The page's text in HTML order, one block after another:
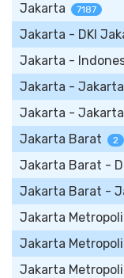
Jakarta 7187
Jakarta - DKI
Jakarta -
Jakarta - Jakarta
Jakarta - Jakarta
Jakarta Barat 2
Jakarta Barat -
Jakarta Barat -
Jakarta
Jakarta
Jakarta